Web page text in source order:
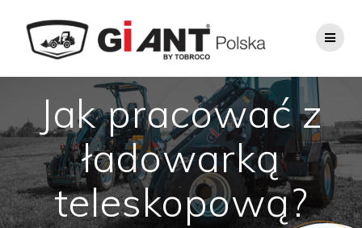
Jak pracować z
ładowarką
teleskopową?